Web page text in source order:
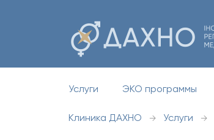
Услуги ЭКО программы
Клиника ДАХНО → Услуги →